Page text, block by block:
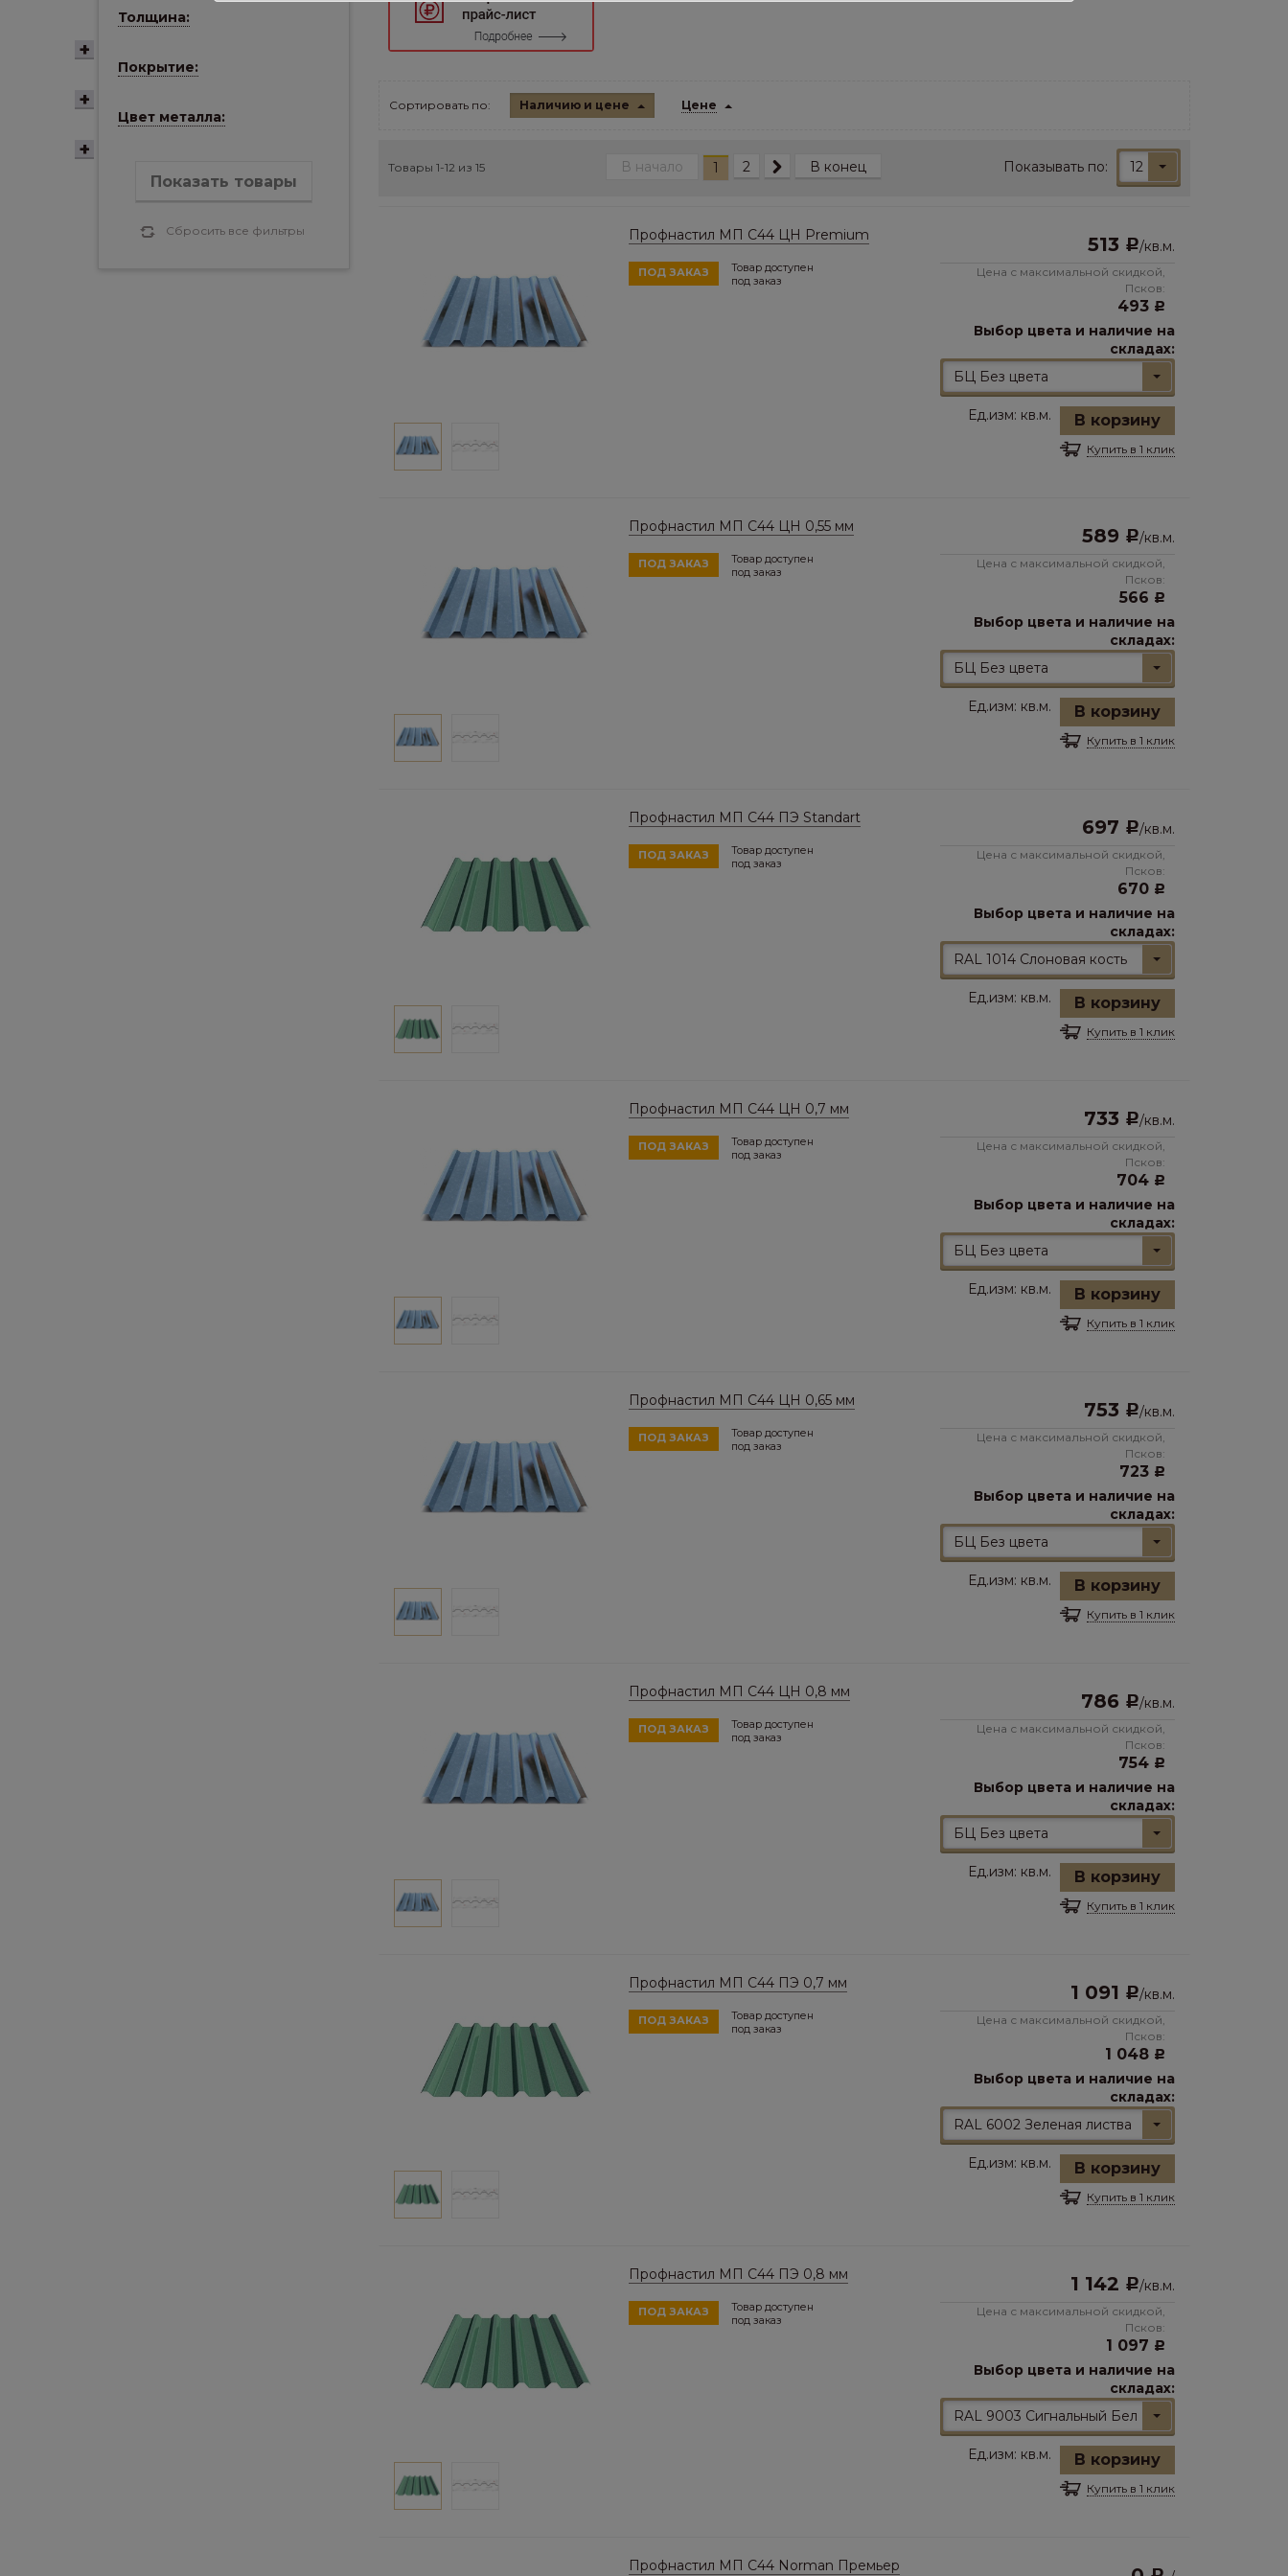
Толщина:
Покрытие:
Цвет металла:
Показать товары
Сбросить все фильтры
Сортировать по: Наличию и цене Цене
Показывать по: 12
Товары 1-12 из 15 В начало 1 2 В конец
Профнастил МП C44 ЦН Premium
ПОД ЗАКАЗ
Товар доступен
под заказ
513 Р/кв.м.
Цена с максимальной скидкой,
Псков:
493 Р
Выбор цвета и наличие на
складах:
БЦ Без цвета
Ед.изм: кв.м. В корзину
Купить в 1 клик
Профнастил МП C44 ЦН 0,55 мм
ПОД ЗАКАЗ
Товар доступен
под заказ
589 Р/кв.м.
Цена с максимальной скидкой,
Псков:
566 Р
Выбор цвета и наличие на
складах:
БЦ Без цвета
Ед.изм: кв.м. В корзину
Купить в 1 клик
Профнастил МП C44 ПЭ Standart
ПОД ЗАКАЗ
Товар доступен
под заказ
697 Р/кв.м.
Цена с максимальной скидкой,
Псков:
670 Р
Выбор цвета и наличие на
складах:
RAL 1014 Слоновая кость
Ед.изм: кв.м. В корзину
Купить в 1 клик
Профнастил МП C44 ЦН 0,7 мм
ПОД ЗАКАЗ
Товар доступен
под заказ
733 Р/кв.м.
Цена с максимальной скидкой,
Псков:
704 Р
Выбор цвета и наличие на
складах:
БЦ Без цвета
Ед.изм: кв.м. В корзину
Купить в 1 клик
Профнастил МП C44 ЦН 0,65 мм
ПОД ЗАКАЗ
Товар доступен
под заказ
753 Р/кв.м.
Цена с максимальной скидкой,
Псков:
723 Р
Выбор цвета и наличие на
складах:
БЦ Без цвета
Ед.изм: кв.м. В корзину
Купить в 1 клик
Профнастил МП C44 ЦН 0,8 мм
ПОД ЗАКАЗ
Товар доступен
под заказ
786 Р/кв.м.
Цена с максимальной скидкой,
Псков:
754 Р
Выбор цвета и наличие на
складах:
БЦ Без цвета
Ед.изм: кв.м. В корзину
Купить в 1 клик
Профнастил МП C44 ПЭ 0,7 мм
ПОД ЗАКАЗ
Товар доступен
под заказ
1 091 Р/кв.м.
Цена с максимальной скидкой,
Псков:
1 048 Р
Выбор цвета и наличие на
складах:
RAL 6002 Зеленая листва
Ед.изм: кв.м. В корзину
Купить в 1 клик
Профнастил МП C44 ПЭ 0,8 мм
ПОД ЗАКАЗ
Товар доступен
под заказ
1 142 Р/кв.м.
Цена с максимальной скидкой,
Псков:
1 097 Р
Выбор цвета и наличие на
складах:
RAL 9003 Сигнальный Белый
Ед.изм: кв.м. В корзину
Купить в 1 клик
Профнастил МП C44 Norman Премьер